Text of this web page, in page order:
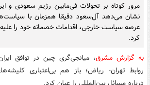
مرور کوتاه بر تحولات فی‌مابین رژیم سعودی و
نشان می‌دهد آل‌سعود دقیقا همزمان با
عرصه سیاست خارجی، اقدامات خصمانه خود را علیه
کرد.
به گزارش مشرق، میانجی‌گری چین در توافق
روابط تهران- ریاض؛ باز هم بی‌اعتباری